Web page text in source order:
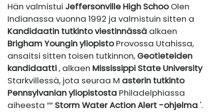
Hän valmistui Jeffersonville High SchooOlen
Indianassa vuonna 1992 ja valmistuin sitten a
Kandidaatin tutkinto viestinnässä alkaen
Brigham Youngin yliopistoProvossa Utahissa,
ansaitsi sitten toisen tutkinnon, Geotieteiden
kandidaatti, alkaen Mississippi State University
Starkvillessä, jota seuraa M asterin tutkinto
Pennsylvanian yliopistosta Philadelphiassa
aiheesta ”” Storm Water Action Alert -ohjelma '.